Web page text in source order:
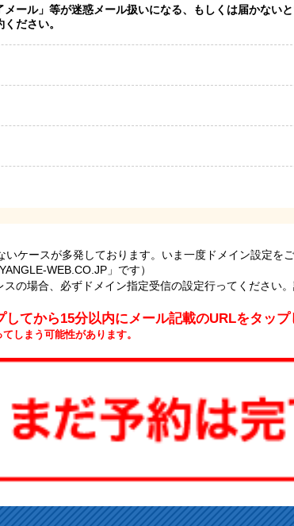
メール」等が迷惑メール扱いになる、もしくは届かない
ださい。
ケースが多発しております。いま一度ドメイン設定をご
WEB.CO.JP」です）
の場合、必ずドメイン指定受信の設定行ってください。
てから15分以内にメール記載のURLをタップ
しまう可能性があります。